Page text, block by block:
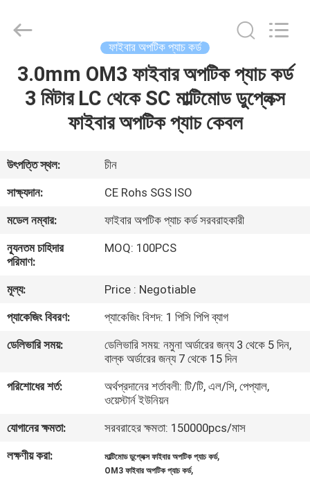
বাড়ি
আমাদের
সম্পর্কে
কারখানা
ভ্রমণ
মান
নিয়ন্ত্রণ
করুন
খবর
optics.com.
Reserved.
ফাইবার অপটিক প্যাচ কর্ড
3.0mm OM3 ফাইবার অপটিক প্যাচ কর্ড
3 মিটার LC থেকে SC মাল্টিমোড ডুপ্লেক্স
ফাইবার অপটিক প্যাচ কেবল
উৎপত্তি স্থল:
চীন
সাক্ষ্যদান:
CE Rohs SGS ISO
মডেল নম্বার:
ফাইবার অপটিক প্যাচ কর্ড সরবরাহকারী
ন্যূনতম চাহিদার
পরিমাণ:
MOQ: 100PCS
মূল্য:
Price : Negotiable
প্যাকেজিং বিবরণ:
প্যাকেজিং বিশদ: 1 পিসি পিপি ব্যাগ
ডেলিভারি সময়:
ডেলিভারি সময়: নমুনা অর্ডারের জন্য 3 থেকে 5 দিন,
বাল্ক অর্ডারের জন্য 7 থেকে 15 দিন
পরিশোধের শর্ত:
অর্থপ্রদানের শর্তাবলী: টি/টি, এল/সি, পেপ্যাল,
ওয়েস্টার্ন ইউনিয়ন
যোগানের ক্ষমতা:
সরবরাহের ক্ষমতা: 150000pcs/মাস
লক্ষণীয় করা:
মাল্টিমোড ডুপ্লেক্স ফাইবার অপটিক প্যাচ কর্ড,
OM3 ফাইবার অপটিক প্যাচ কর্ড,